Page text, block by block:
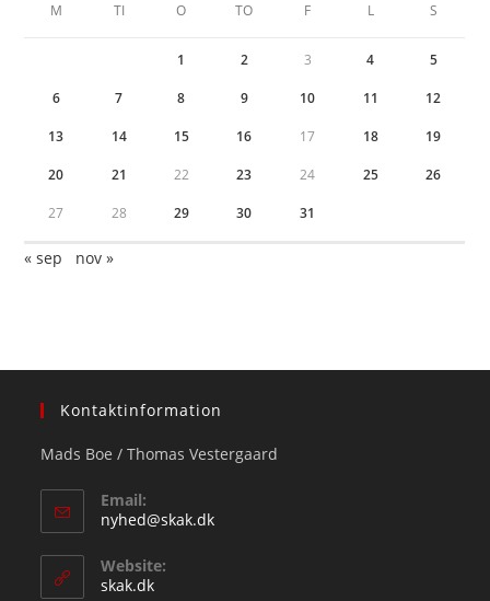
M TI O TO F L S
1 2 3 4 5
6 7 8 9 10 11 12
13 14 15 16 17 18 19
20 21 22 23 24 25 26
27 28 29 30 31
« sep nov »
Kontaktinformation
Mads Boe / Thomas Vestergaard
Email:
nyhed@skak.dkOpens
Website:
skak.dk